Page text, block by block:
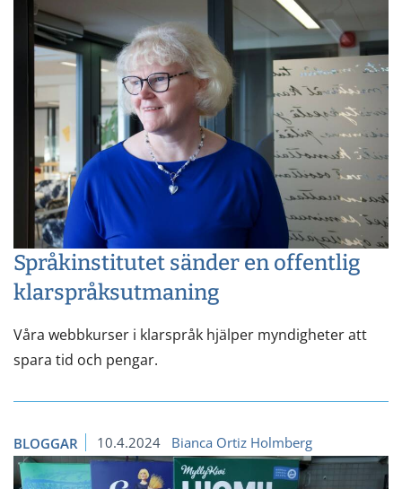
Språkinstitutet sänder en offentlig
klarspråksutmaning
Våra webbkurser i klarspråk hjälper myndigheter att
spara tid och pengar.
BLOGGAR 10.4.2024 Bianca Ortiz Holmberg